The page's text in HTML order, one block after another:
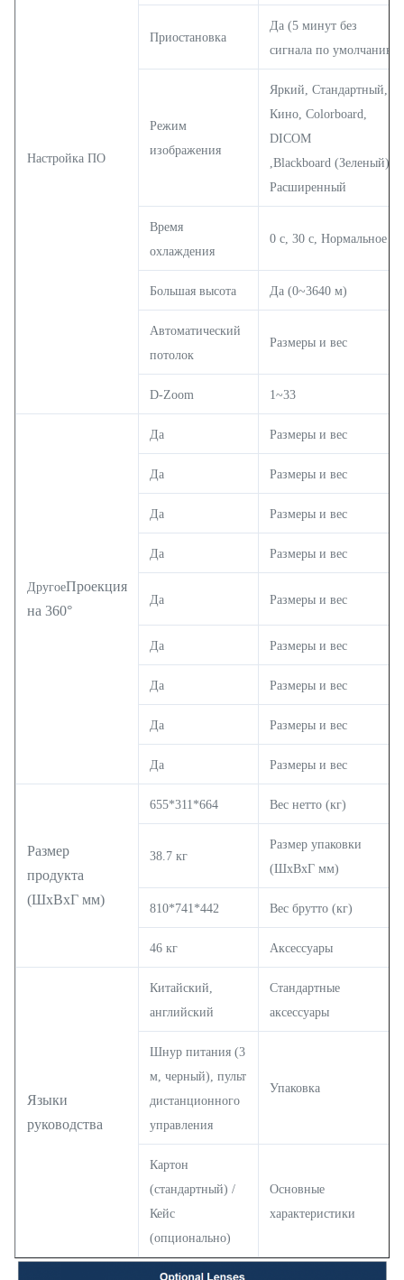
Настройка ПО
Приостановка
Да (5 минут без
сигнала по умолчанию)
Режим
изображения
Яркий, Стандартный,
Кино, Colorboard,
DICOM
,Blackboard (Зеленый),
Расширенный
Время
охлаждения
0 с, 30 с, Нормальное
Большая высота Да (0~3640 м)
Автоматический
потолок
Размеры и вес
D-Zoom 1~33
ДругоеПроекция
на 360°
Да Размеры и вес
Да Размеры и вес
Да Размеры и вес
Да Размеры и вес
Да Размеры и вес
Да Размеры и вес
Да Размеры и вес
Да Размеры и вес
Да Размеры и вес
Размер
продукта
(ШхВхГ мм)
655*311*664 Вес нетто (кг)
38.7 кг
Размер упаковки
(ШхВхГ мм)
810*741*442 Вес брутто (кг)
46 кг Аксессуары
Языки
руководства
Китайский,
английский
Стандартные
аксессуары
Шнур питания (3
м, черный), пульт
дистанционного
управления
Упаковка
Картон
(стандартный) /
Кейс
(опционально)
Основные
характеристики